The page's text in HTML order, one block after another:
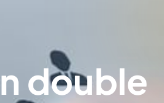
double